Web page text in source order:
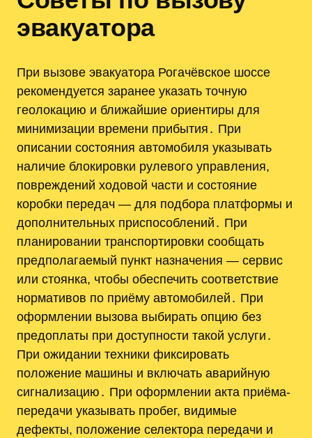
эвакуатора
При вызове эвакуатора Рогачёвское шоссе
рекомендуется заранее указать точную
геолокацию и ближайшие ориентиры для
минимизации времени прибытия․ При
описании состояния автомобиля указывать
наличие блокировки рулевого управления,
повреждений ходовой части и состояние
коробки передач — для подбора платформы и
дополнительных приспособлений․ При
планировании транспортировки сообщать
предполагаемый пункт назначения — сервис
или стоянка, чтобы обеспечить соответствие
нормативов по приёму автомобилей․ При
оформлении вызова выбирать опцию без
предоплаты при доступности такой услуги․
При ожидании техники фиксировать
положение машины и включать аварийную
сигнализацию․ При оформлении акта приёма-
передачи указывать пробег, видимые
дефекты, положение селектора передачи и